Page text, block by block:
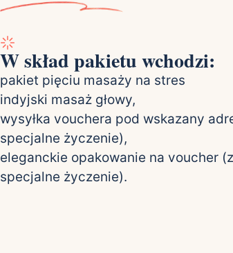
W skład pakietu wchodzi:
pakiet pięciu masaży na stres
indyjski masaż głowy,
wysyłka vouchera pod wskazany
specjalne życzenie),
eleganckie opakowanie na voucher
specjalne życzenie).